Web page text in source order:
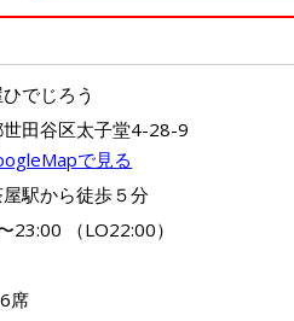
でじろう
田谷区太子堂4-28-9
で見る
駅から徒歩５分
23:00 （LO22:00）
席